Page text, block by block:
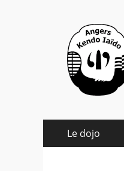
Menu
principal
Le dojo